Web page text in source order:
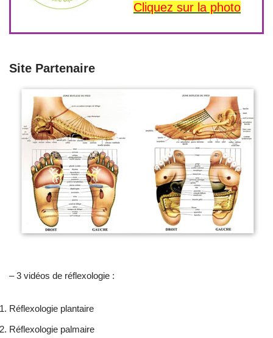
Cliquez sur la photo
Site Partenaire
– 3 vidéos de réflexologie :
Réflexologie plantaire
Réflexologie palmaire